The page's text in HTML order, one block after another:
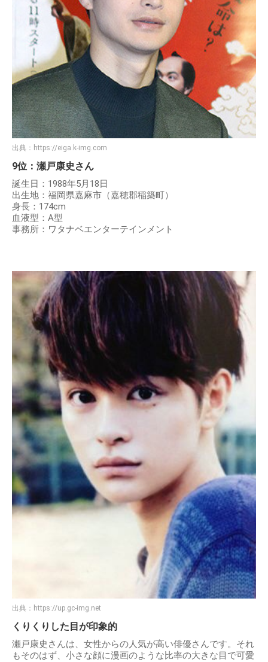
出典： https://eiga.k-img.com
9位：瀬戸康史さん
誕生日：1988年5月18日
出生地：福岡県嘉麻市（嘉穂郡稲築町）
身長：174cm
血液型：A型
事務所：ワタナベエンターテインメント
出典： https://up.gc-img.net
くりくりした目が印象的
瀬戸康史さんは、女性からの人気が高い俳優さんです。それ
もそのはず、小さな顔に漫画のような比率の大きな目で可愛